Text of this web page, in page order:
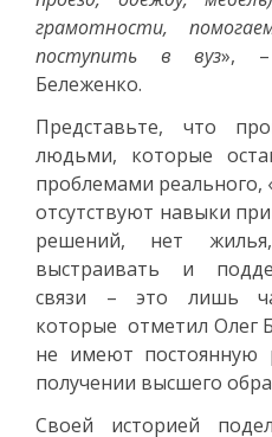
грамотности,
поступить в вуз», –
Бележенко.
Представьте, что
людьми, которые
проблемами реального,
отсутствуют навыки
решений, нет
выстраивать и
связи – это лишь
которые отметил Олег
не имеют постоянную
получении высшего
Своей историей